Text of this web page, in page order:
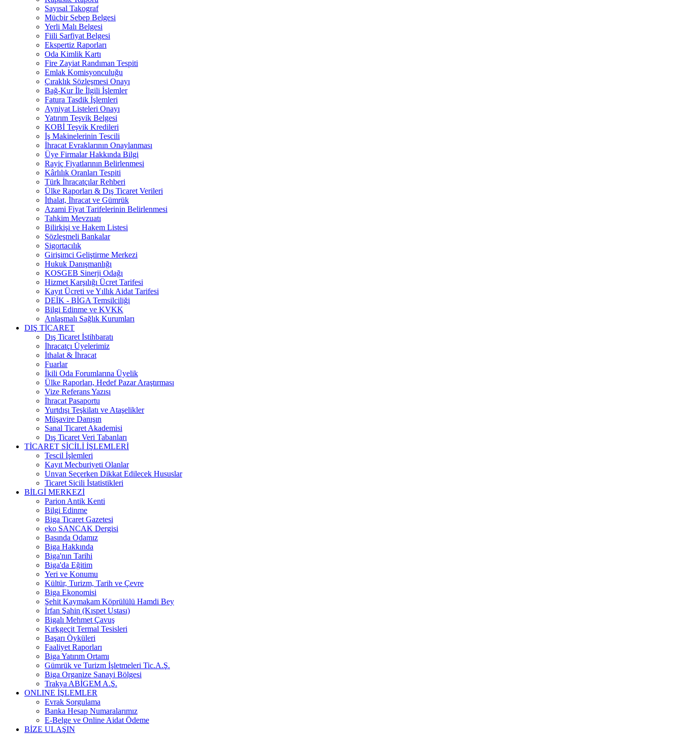
Sayısal Takograf
Mücbir Sebep Belgesi
Yerli Malı Belgesi
Fiili Sarfiyat Belgesi
Ekspertiz Raporları
Oda Kimlik Kartı
Fire Zayiat Randıman Tespiti
Emlak Komisyonculuğu
Çıraklık Sözleşmesi Onayı
Bağ-Kur İle İlgili İşlemler
Fatura Tasdik İşlemleri
Ayniyat Listeleri Onayı
Yatırım Teşvik Belgesi
KOBİ Teşvik Kredileri
İş Makinelerinin Tescili
İhracat Evraklarının Onaylanması
Üye Firmalar Hakkında Bilgi
Rayiç Fiyatlarının Belirlenmesi
Kârlılık Oranları Tespiti
Türk İhracatçılar Rehberi
Ülke Raporları & Dış Ticaret Verileri
İthalat, İhracat ve Gümrük
Azami Fiyat Tarifelerinin Belirlenmesi
Tahkim Mevzuatı
Bilirkişi ve Hakem Listesi
Sözleşmeli Bankalar
Sigortacılık
Girişimci Geliştirme Merkezi
Hukuk Danışmanlığı
KOSGEB Sinerji Odağı
Hizmet Karşılığı Ücret Tarifesi
Kayıt Ücreti ve Yıllık Aidat Tarifesi
DEİK - BİGA Temsilciliği
Bilgi Edinme ve KVKK
Anlaşmalı Sağlık Kurumları
DIŞ TİCARET
Dış Ticaret İstihbaratı
İhracatçı Üyelerimiz
İthalat & İhracat
Fuarlar
İkili Oda Forumlarına Üyelik
Ülke Raporları, Hedef Pazar Araştırması
Vize Referans Yazısı
İhracat Pasaportu
Yurtdışı Teşkilatı ve Ataşelikler
Müşavire Danışın
Sanal Ticaret Akademisi
Dış Ticaret Veri Tabanları
TİCARET SİCİLİ İŞLEMLERİ
Tescil İşlemleri
Kayıt Mecburiyeti Olanlar
Unvan Seçerken Dikkat Edilecek Hususlar
Ticaret Sicili İstatistikleri
BİLGİ MERKEZİ
Parion Antik Kenti
Bilgi Edinme
Biga Ticaret Gazetesi
eko SANCAK Dergisi
Basında Odamız
Biga Hakkında
Biga'nın Tarihi
Biga'da Eğitim
Yeri ve Konumu
Kültür, Turizm, Tarih ve Çevre
Biga Ekonomisi
Şehit Kaymakam Köprülülü Hamdi Bey
İrfan Şahin (Kıspet Ustası)
Bigalı Mehmet Çavuş
Kırkgeçit Termal Tesisleri
Başarı Öyküleri
Faaliyet Raporları
Biga Yatırım Ortamı
Gümrük ve Turizm İşletmeleri Tic.A.Ş.
Biga Organize Sanayi Bölgesi
Trakya ABİGEM A.Ş.
ONLINE İŞLEMLER
Evrak Sorgulama
Banka Hesap Numaralarımız
E-Belge ve Online Aidat Ödeme
BİZE ULAŞIN